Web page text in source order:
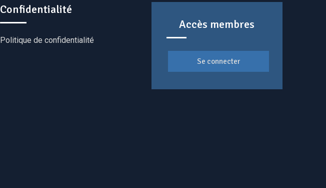
Confidentialité
Politique de confidentialité
Accès membres
Se connecter